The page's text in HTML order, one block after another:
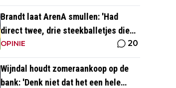
Brandt laat ArenA smullen: 'Had
direct twee, drie steekballetjes die
gewoon perfect waren'
OPINIE 20
Wijndal houdt zomeraankoop op de
bank: 'Denk niet dat het een hele